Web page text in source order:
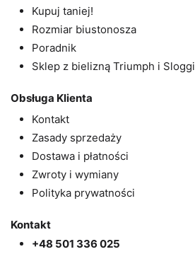
Kupuj taniej!
Rozmiar biustonosza
Poradnik
Sklep z bielizną Triumph i Sloggi
Obsługa Klienta
Kontakt
Zasady sprzedaży
Dostawa i płatności
Zwroty i wymiany
Polityka prywatności
Kontakt
+48 501 336 025